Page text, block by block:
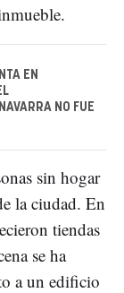
EN
NO FUE
sin hogar
la ciudad. En
tiendas
se ha
a un edificio